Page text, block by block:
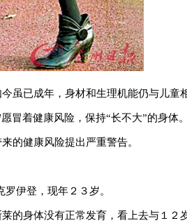
已成年，身材和生理机能仍与儿童相
着健康风险，保持“长不大”的身体。
健康风险提出严重警告。
伊登，现年２３岁。
身体没有正常发育，看上去与１２